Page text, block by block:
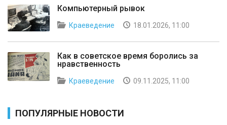
Компьютерный рывок
Краеведение 18.01.2026, 11:00
Как в советское время боролись за
нравственность
Краеведение 09.11.2025, 11:00
ПОПУЛЯРНЫЕ НОВОСТИ